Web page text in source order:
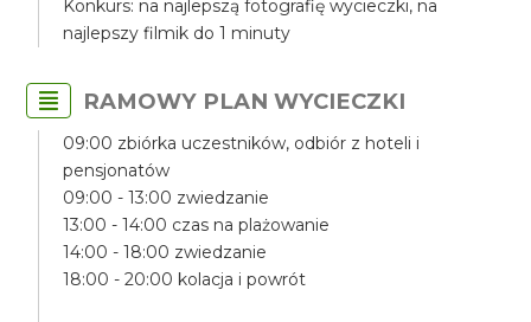
Konkurs: na najlepszą fotografię wycieczki, na
najlepszy filmik do 1 minuty
RAMOWY PLAN WYCIECZKI
09:00 zbiórka uczestników, odbiór z hoteli i
pensjonatów
09:00 - 13:00 zwiedzanie
13:00 - 14:00 czas na plażowanie
14:00 - 18:00 zwiedzanie
18:00 - 20:00 kolacja i powrót